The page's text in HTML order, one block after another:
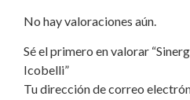
No hay valoraciones aún.
Sé el primero en valorar
Icobelli”
Tu dirección de correo